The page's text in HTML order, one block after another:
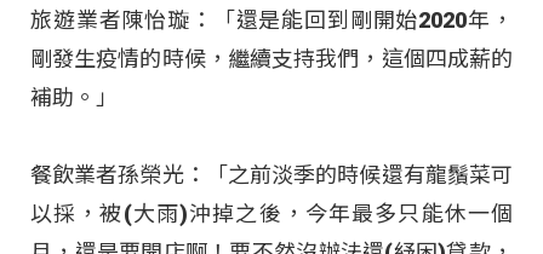
旅遊業者陳怡璇：「還是能回到剛開始2020年，
剛發生疫情的時候，繼續支持我們，這個四成薪的
補助。」
餐飲業者孫榮光：「之前淡季的時候還有龍鬚菜可
以採，被(大雨)沖掉之後，今年最多只能休一個